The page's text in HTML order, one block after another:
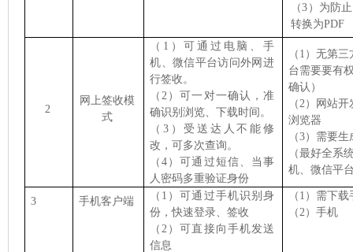
（3）为防止
转换为PDF
2
网上签收模
式
（1）可通过电脑、手
机、微信平台访问外网进
行签收。
（2）可一对一确认，准
确识别浏览、下载时间。
（3）受送达人不能修
改，可多次查询。
（4）可通过短信、 当事
人 密码多重验证身份
（1）无第
台需要要有
确认）
（2）网站
浏览器
（3）需要
（最好全系
机、微信平
3 手机客户端
（1）可通过手机识别身
份，快速登录、签收
（2）可直接向手机发送
信息
（1）需下
（2）手机